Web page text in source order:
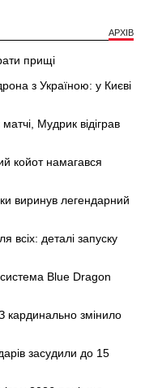
АРХІВ
прищі
з Україною: у Києві
Мудрик відіграв
койот намагався
виринув легендарний
всіх: деталі запуску
Blue Dragon
кардинально змінило
засудили до 15